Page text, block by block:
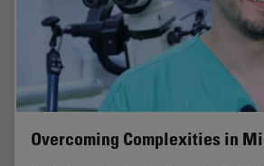
Overcoming Complexities in